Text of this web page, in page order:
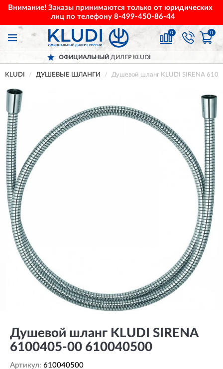
Внимание! Заказы принимаются только от юридических
лиц по телефону 8-499-450-86-44
0 0
ОФИЦИАЛЬНЫЙДИЛЕР KLUDI
KLUDI ДУШЕВЫЕ ШЛАНГИ Душевой шланг KLUDI SIRENA
Душевой шланг KLUDI SIRENA
6100405-00 610040500
Артикул: 610040500